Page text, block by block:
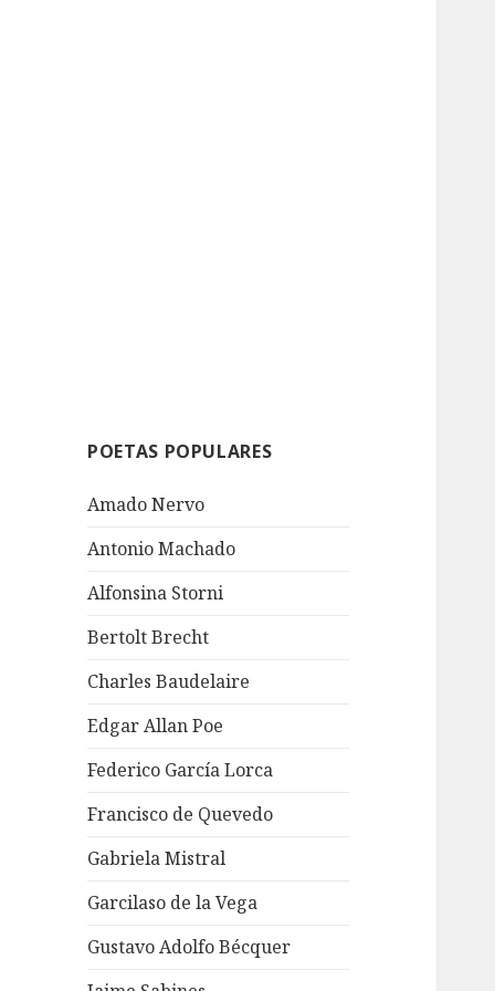
POETAS POPULARES
Amado Nervo
Antonio Machado
Alfonsina Storni
Bertolt Brecht
Charles Baudelaire
Edgar Allan Poe
Federico García Lorca
Francisco de Quevedo
Gabriela Mistral
Garcilaso de la Vega
Gustavo Adolfo Bécquer